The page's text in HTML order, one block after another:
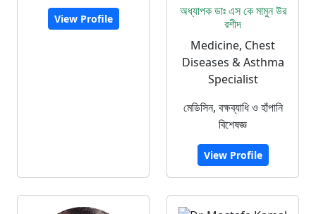
View Profile
অধ্যাপক ডাঃ এস কে মামুন উর
রশীদ
Medicine, Chest
Diseases & Asthma
Specialist
মেডিসিন, বক্ষব্যাধি ও হাঁপানি
বিশেষজ্ঞ
View Profile